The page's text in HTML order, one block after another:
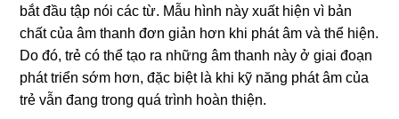
bắt đầu tập nói các từ. Mẫu hình này xuất hiện vì bản
chất của âm thanh đơn giản hơn khi phát âm và thể hiện.
Do đó, trẻ có thể tạo ra những âm thanh này ở giai đoạn
phát triển sớm hơn, đặc biệt là khi kỹ năng phát âm của
trẻ vẫn đang trong quá trình hoàn thiện.